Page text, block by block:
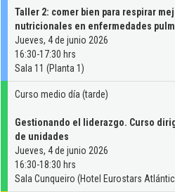
Taller 2: comer bien para respirar
nutricionales en enfermedades
Jueves, 4 de junio 2026
16:30-17:30 hrs
Sala 11 (Planta 1)
Curso medio día (tarde)
Gestionando el liderazgo. Curso
de unidades
Jueves, 4 de junio 2026
16:30-18:30 hrs
Sala Cunqueiro (Hotel Eurostars